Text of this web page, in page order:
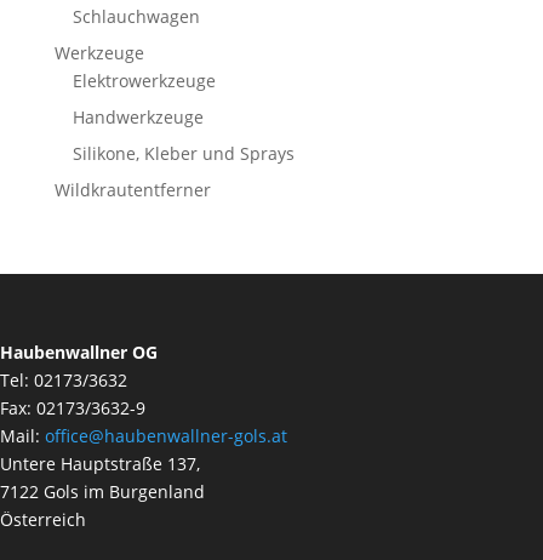
Schlauchwagen
Werkzeuge
Elektrowerkzeuge
Handwerkzeuge
Silikone, Kleber und Sprays
Wildkrautentferner
Haubenwallner OG
Tel: 02173/3632
Fax: 02173/3632-9
Mail: office@haubenwallner-gols.at
Untere Hauptstraße 137,
7122 Gols im Burgenland
Österreich